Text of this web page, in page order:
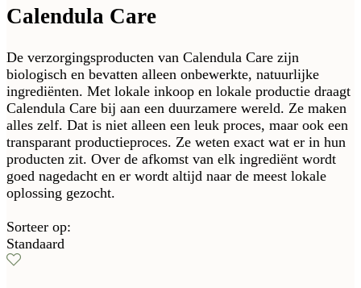
Calendula Care
De verzorgingsproducten van Calendula Care zijn
biologisch en bevatten alleen onbewerkte, natuurlijke
ingrediënten. Met lokale inkoop en lokale productie draagt
Calendula Care bij aan een duurzamere wereld. Ze maken
alles zelf. Dat is niet alleen een leuk proces, maar ook een
transparant productieproces. Ze weten exact wat er in hun
producten zit. Over de afkomst van elk ingrediënt wordt
goed nagedacht en er wordt altijd naar de meest lokale
oplossing gezocht.
Sorteer op:
Standaard